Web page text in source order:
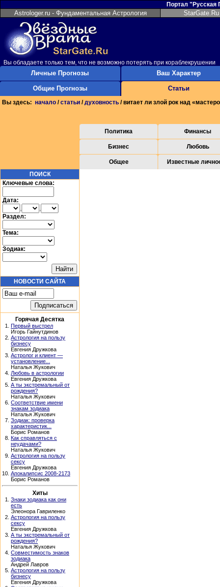
Портал "Русская
Astrologer.ru - Фундаментальная Астрология
Вы обладаете только тем, что не возможно потерять при
Личные Прогнозы
Общие Прогнозы
Ваш Характер
Статьи
Вы здесь: начало /статьи /духовность / витает ли злой рок над
Политика Финансы
Бизнес Любовь
Общее
Известные
ПОИСК
Ключевые слова:
Дата:
.
.
Раздел:
Тема:
Зодиак:
НОВОСТИ САЙТА
Горячая Десятка
1. Первый выстрел
Игорь Гайнутдинов
2. Астрология на пользу
бизнесу
Евгения Дружкова
3. Астролог и клиент —
установление...
Наталья Жукович
4. Любовь в астрологии
Евгения Дружкова
5. А ты экстремальный от
рождения?
Наталья Жукович
6. Соответствие имени
знакам зодиака
Наталья Жукович
7. Зодиак: проверка
характеристик...
Борис Романов
8. Как справляться с
неудачами?
Наталья Жукович
9. Астрология на пользу
сексу
Евгения Дружкова
10. Апокалипсис 2008-2173
Борис Романов
Хиты
1. Знаки зодиака как они
есть
Элеонора Гавриленко
2. Астрология на пользу
сексу
Евгения Дружкова
3. А ты экстремальный от
рождения?
Наталья Жукович
4. Совместимость знаков
зодиака
Андрей Лавров
5. Астрология на пользу
бизнесу
Евгения Дружкова